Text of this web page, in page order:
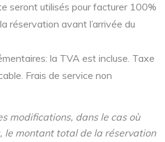
seront utilisés pour facturer 100%
réservation avant l’arrivée du
la TVA est incluse. Taxe
Frais de service non
modifications, dans le cas où
le montant total de la réservation